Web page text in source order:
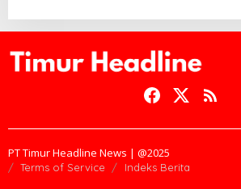
PT Timur Headline News | @2025
Terms of Service Indeks Berita